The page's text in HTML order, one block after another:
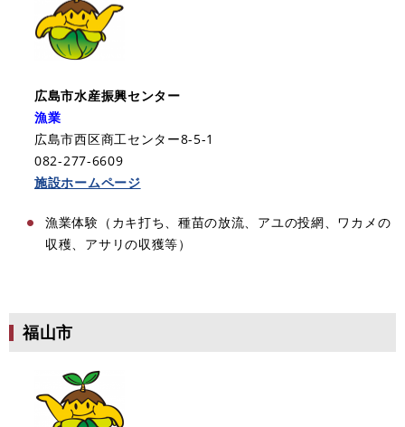
広島市水産振興センター
漁業
広島市西区商工センター8-5-1
082-277-6609
施設ホームページ
漁業体験（カキ打ち、種苗の放流、アユの投網、ワカメの
収穫、アサリの収獲等）​
福山市